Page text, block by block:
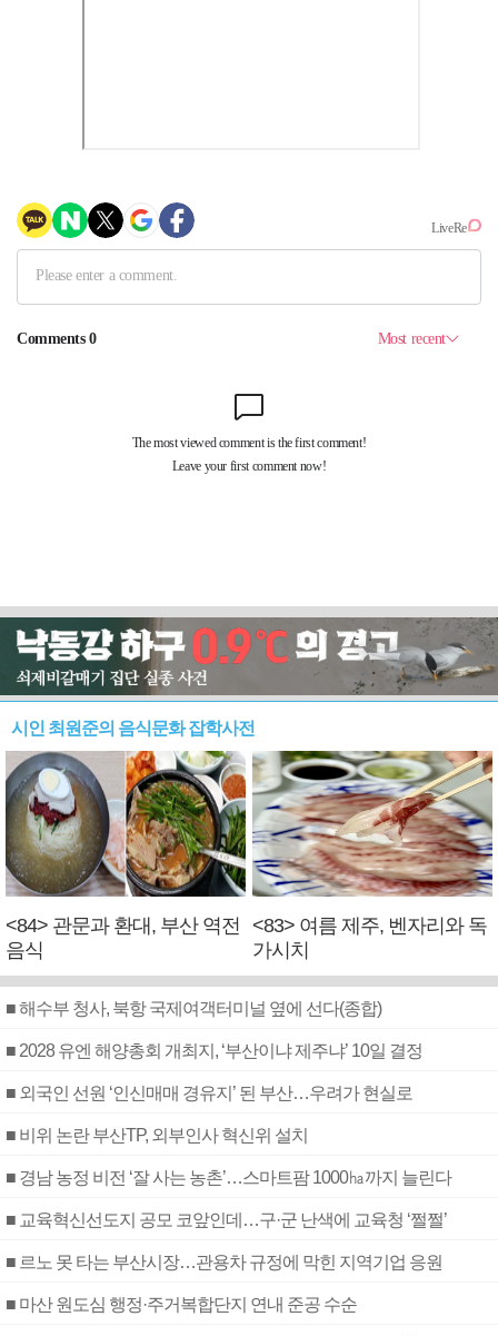
시인 최원준의 음식문화 잡학사전
<84> 관문과 환대, 부산 역전
음식
<83> 여름 제주, 벤자리와 독
가시치
■ 해수부 청사, 북항 국제여객터미널 옆에 선다(종합)
■ 2028 유엔 해양총회 개최지, ‘부산이냐 제주냐’ 10일 결정
■ 외국인 선원 ‘인신매매 경유지’ 된 부산…우려가 현실로
■ 비위 논란 부산TP, 외부인사 혁신위 설치
■ 경남 농정 비전 ‘잘 사는 농촌’…스마트팜 1000㏊까지 늘린다
■ 교육혁신선도지 공모 코앞인데…구·군 난색에 교육청 ‘쩔쩔’
■ 르노 못 타는 부산시장…관용차 규정에 막힌 지역기업 응원
■ 마산 원도심 행정·주거복합단지 연내 준공 수순